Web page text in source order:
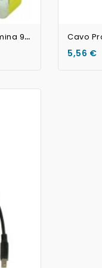
A
DATTATORE COM Femmina-Femmina 9 PIN (1 PEZZO) Cavo
5,56 €